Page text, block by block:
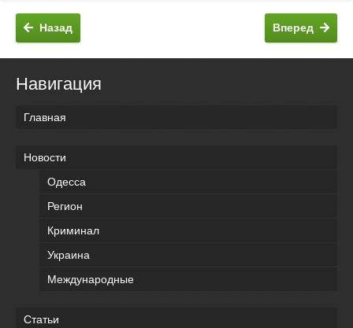
Вперед
Назад
Навигация
Главная
Новости
Одесса
Регион
Криминал
Украина
Международные
Статьи